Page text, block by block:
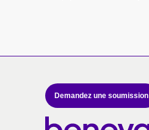
Demandez une soumission